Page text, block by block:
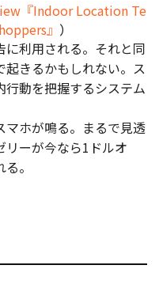
わせ
『Indoor Location Te
』 ）
に利用される。それと同
起きるかもしれない。ス
動を把握するシステム
ホが鳴る。まるで見透
リーが今なら1ドルオ
。